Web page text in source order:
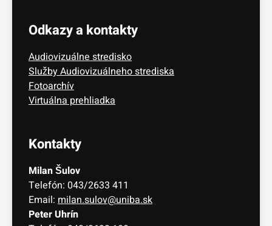
Odkazy a kontakty
Audiovizuálne stredisko
Služby Audiovizuálneho strediska
Fotoarchív
Virtuálna prehliadka
Kontakty
Milan Šulov
Telefón: 043/2633 411
Email: milan.sulov@uniba.sk
Peter Uhrín